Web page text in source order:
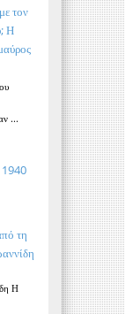
τον
Η
...
1940
τη
Η